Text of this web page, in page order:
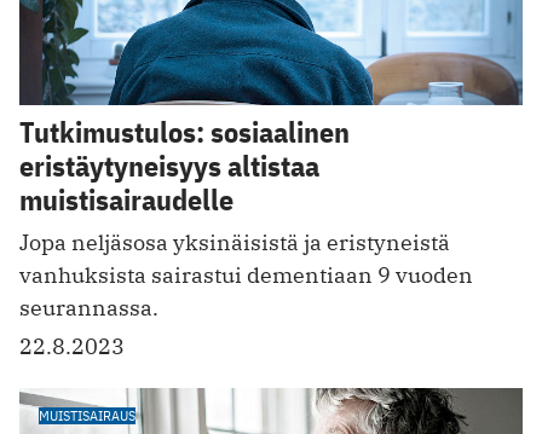
Tutkimustulos: sosiaalinen
eristäytyneisyys altistaa
muistisairaudelle
Jopa neljäsosa yksinäisistä ja eristyneistä
vanhuksista sairastui dementiaan 9 vuoden
seurannassa.
22.8.2023
MUISTISAIRAUS